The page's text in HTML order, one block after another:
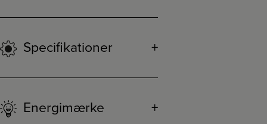
Specifikationer
Energimærke